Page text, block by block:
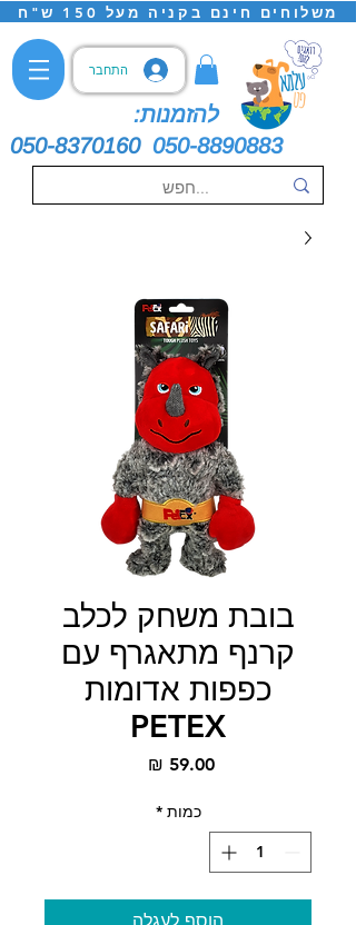
משלוחים חינם בקניה מעל 150 ש"ח
התחבר
להזמנות:
050-8370160 050-8890883
בובת משחק לכלב
קרנף מתאגרף עם
כפפות אדומות
PETEX
‏59.00 ‏₪
כמות *